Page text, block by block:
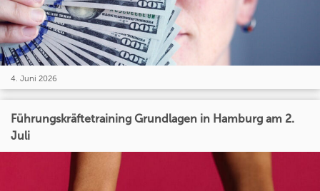
4. Juni 2026
Führungskräftetraining Grundlagen in Hamburg am 2.
Juli